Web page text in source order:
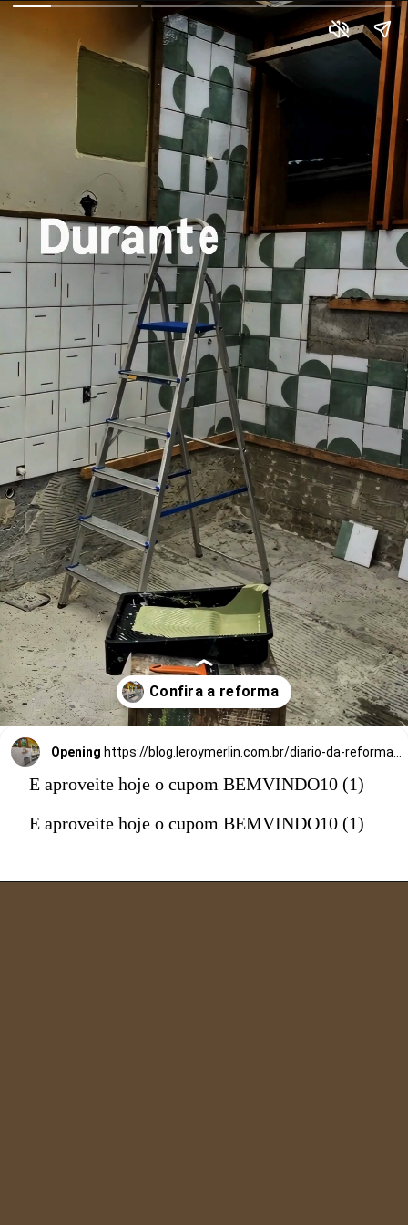
Opening https://blog.leroymerlin.com.br/diario-da-reforma-banheiro-e-de-casa-episodio-3/
E aproveite hoje o cupom BEMVINDO10 (1)
E aproveite hoje o cupom BEMVINDO10 (1)